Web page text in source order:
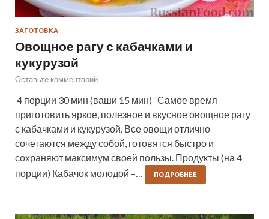
ЗАГОТОВКА
Овощное рагу с кабачками и
кукурузой
Оставьте комментарий
4 порции 30 мин (ваши 15 мин) Самое время
приготовить яркое, полезное и вкусное овощное рагу
с кабачками и кукурузой. Все овощи отлично
сочетаются между собой, готовятся быстро и
сохраняют максимум своей пользы. Продукты (на 4
порции) Кабачок молодой –…
ПОДРОБНЕЕ